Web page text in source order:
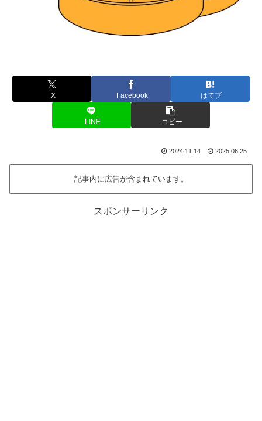
X Facebook はてブ
LINE コピー
2024.11.14 2025.06.25
記事内に広告が含まれています。
スポンサーリンク